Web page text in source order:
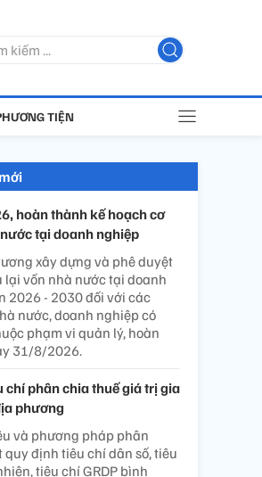
TIỆN
hoàn thành kế hoạch cơ
tại doanh nghiệp
xây dựng và phê duyệt
lại vốn nhà nước tại doanh
2026 - 2030 đối với các
nước, doanh nghiệp có
phạm vi quản lý, hoàn
31/8/2026.
chí phân chia thuế giá trị gia
phương
và phương pháp phân
định tiêu chí dân số, tiêu
tiêu chí GRDP bình